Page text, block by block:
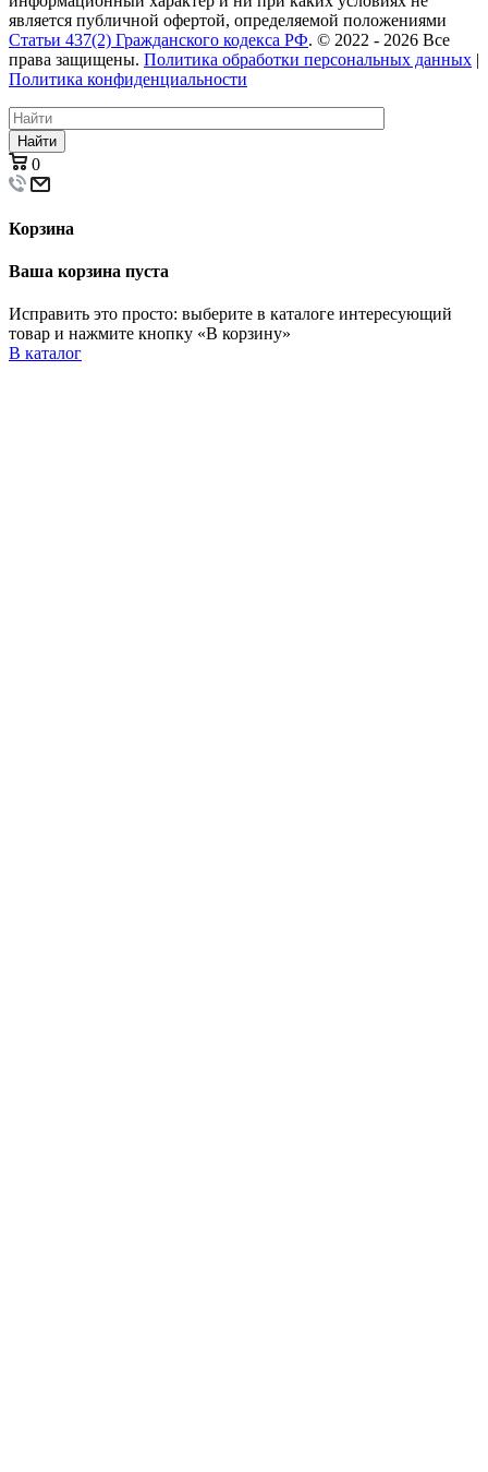
является публичной офертой, определяемой положениями
Статьи 437(2) Гражданского кодекса РФ. © 2022 - 2026 Все
права защищены. Политика обработки персональных данных |
Политика конфиденциальности
Найти
0
Корзина
Ваша корзина пуста
Исправить это просто: выберите в каталоге интересующий
товар и нажмите кнопку «В корзину»
В каталог